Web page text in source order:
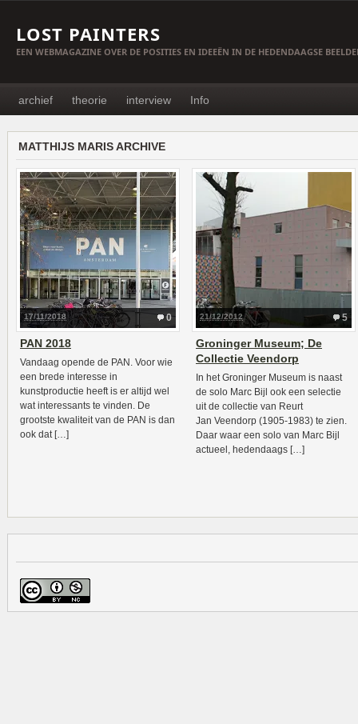
LOST PAINTERS
EEN WEBMAGAZINE OVER DE POSITIES EN IDEEËN IN DE HEDENDAAGSE
archief theorie interview Info
MATTHIJS MARIS ARCHIVE
0
17/11/2018
PAN 2018
Vandaag opende de PAN. Voor wie
een brede interesse in
kunstproductie heeft is er altijd wel
wat interessants te vinden. De
grootste kwaliteit van de PAN is dan
ook dat […]
5
21/12/2012
Groninger Museum; De
Collectie Veendorp
In het Groninger Museum is naast
de solo Marc Bijl ook een selectie
uit de collectie van Reurt
Jan Veendorp (1905-1983) te zien.
Daar waar een solo van Marc Bijl
actueel, hedendaags […]